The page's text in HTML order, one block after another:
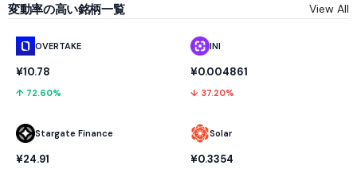
変動率の高い銘柄一覧 View All
OVERTAKE
¥10.78
↑ 72.60%
Stargate Finance
¥24.91
INI
¥0.004861
↓ 37.20%
Solar
¥0.3354